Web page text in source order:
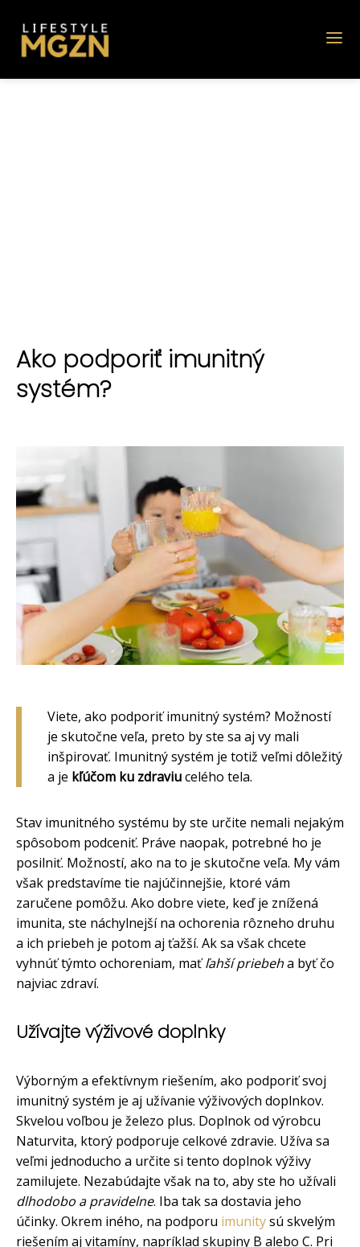
Ako podporiť imunitný
systém?
Viete, ako podporiť imunitný systém? Možností
je skutočne veľa, preto by ste sa aj vy mali
inšpirovať. Imunitný systém je totiž veľmi dôležitý
a je kľúčom ku zdraviucelého tela.
Stav imunitného systému by ste určite nemali nejakým
spôsobom podceniť. Práve naopak, potrebné ho je
posilniť. Možností, ako na to je skutočne veľa. My vám
však predstavíme tie najúčinnejšie, ktoré vám
zaručene pomôžu. Ako dobre viete, keď je znížená
imunita, ste náchylnejší na ochorenia rôzneho druhu
a ich priebeh je potom aj ťažší. Ak sa však chcete
vyhnúť týmto ochoreniam, maťľahší priebeha byť čo
najviac zdraví.
Užívajte výživové doplnky
Výborným a efektívnym riešením, ako podporiť svoj
imunitný systém je aj užívanie výživových doplnkov.
Skvelou voľbou je železo plus. Doplnok od výrobcu
Naturvita, ktorý podporuje celkové zdravie. Užíva sa
veľmi jednoducho a určite si tento doplnok výživy
zamilujete. Nezabúdajte však na to, aby ste ho užívali
dlhodobo a pravidelne. Iba tak sa dostavia jeho
účinky. Okrem iného, na podporu imunitysú skvelým
riešením aj vitamíny, napríklad skupiny B alebo C. Pri